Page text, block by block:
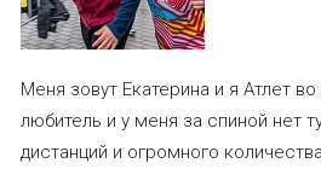
Меня зовут Екатерина и я Атлет
любитель и у меня за спиной нет
дистанций и огромного